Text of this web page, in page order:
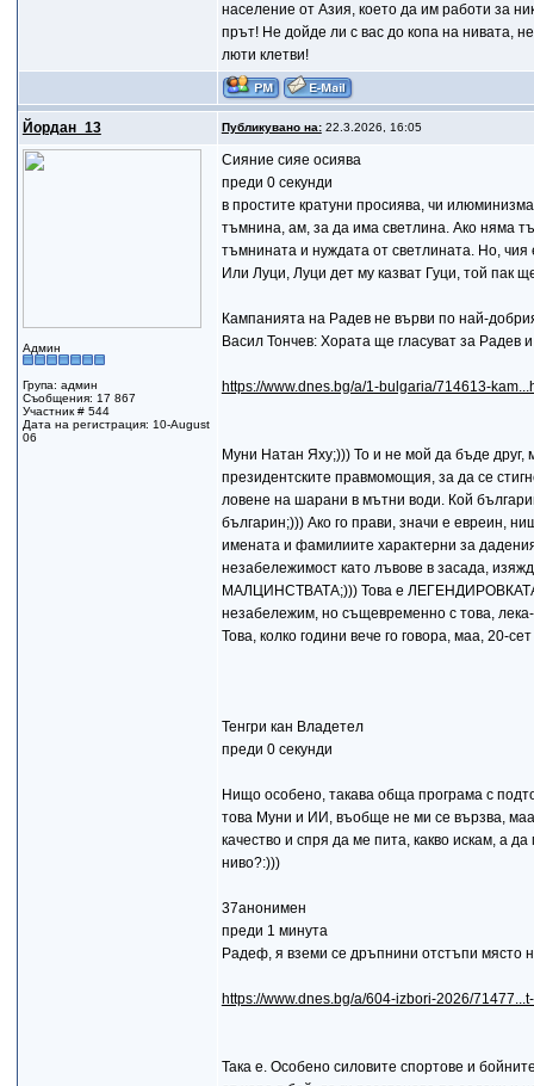
население от Азия, което да им работи за
прът! Не дойде ли с вас до копа на нивата,
люти клетви!
Йордан_13 Публикувано на:22.3.2026, 16:05
Админ
Група: админ
Съобщения: 17 867
Участник # 544
Дата на регистрация: 10-August
06
Сияние сияе осиява
преди 0 секунди
в простите кратуни просиява, чи
тъмнина, ам, за да има светлина. Ако няма
тъмнината и нуждата от светлината. Но,
Или Луци, Луци дет му казват Гуци, той пак
Кампанията на Радев не върви по най-
Васил Тончев: Хората ще гласуват за
https://www.dnes.bg/a/1-bulgaria/714613-
Муни Натан Яху;))) То и не мой да бъде
президентските правмомощия, за да се
ловене на шарани в мътни води. Кой
българин;))) Ако го прави, значи е евреин,
имената и фамилиите характерни за
незабележимост като лъвове в засада,
МАЛЦИНСТВАТА;))) Това е
незабележим, но същевременно с това,
Това, колко години вече го говора, маа, 20-
Тенгри кан Владетел
преди 0 секунди
Нищо особено, такава обща програма с
това Муни и ИИ, въобще не ми се вързва,
качество и спря да ме пита, какво искам, а
ниво?:)))
37анонимен
преди 1 минута
Радеф, я вземи се дръпнини отстъпи място
https://www.dnes.bg/a/604-izbori-2026/
Taка е. Особено силовите спортове и